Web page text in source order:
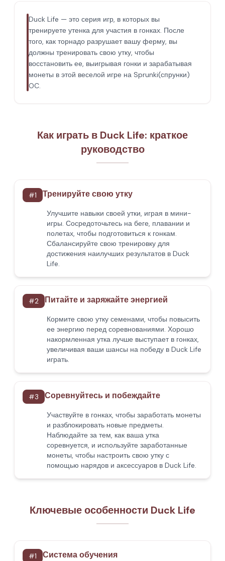
Duck Life — это серия игр, в которых вы
тренируете утенка для участия в гонках. После
того, как торнадо разрушает вашу ферму, вы
должны тренировать свою утку, чтобы
восстановить ее, выигрывая гонки и зарабатывая
монеты в этой веселой игре на Sprunki(спрунки)
OC.
Как играть в Duck Life: краткое
руководство
#1 Тренируйте свою утку
Улучшите навыки своей утки, играя в мини-
игры. Сосредоточьтесь на беге, плавании и
полетах, чтобы подготовиться к гонкам.
Сбалансируйте свою тренировку для
достижения наилучших результатов в Duck
Life.
#2 Питайте и заряжайте энергией
Кормите свою утку семенами, чтобы повысить
ее энергию перед соревнованиями. Хорошо
накормленная утка лучше выступает в гонках,
увеличивая ваши шансы на победу в Duck Life
играть.
#3 Соревнуйтесь и побеждайте
Участвуйте в гонках, чтобы заработать монеты
и разблокировать новые предметы.
Наблюдайте за тем, как ваша утка
соревнуется, и используйте заработанные
монеты, чтобы настроить свою утку с
помощью нарядов и аксессуаров в Duck Life.
Ключевые особенности Duck Life
#1 Система обучения